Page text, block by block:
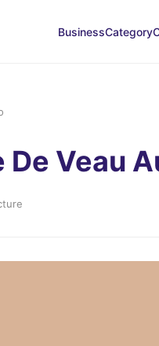
BusinessCategory
Veau